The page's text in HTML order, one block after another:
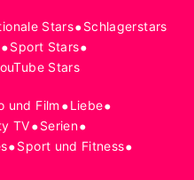
Stars•Schlagerstars
•Sport Stars•
Stars
und Film •Liebe•
TV•Serien•
•Sport und Fitness•